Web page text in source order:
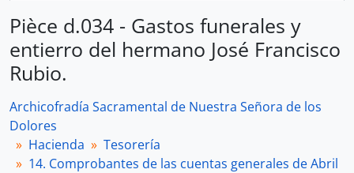
118 en plus...
Pièce d.034 - Gastos funerales y
entierro del hermano José Francisco
Rubio.
Archicofradía Sacramental de Nuestra Señora de los
Dolores
Hacienda
Tesorería
14. Comprobantes de las cuentas generales de Abril